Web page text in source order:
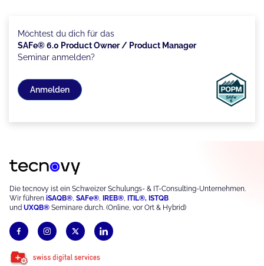
Möchtest du dich für das
SAFe® 6.0 Product Owner / Product Manager
Seminar anmelden?
Anmelden
Die tecnovy ist ein Schweizer Schulungs- & IT-Consulting-Unternehmen.
Wir führen iSAQB®, SAFe®, IREB®, ITIL®, ISTQB
und UXQB® Seminare durch. (Online, vor Ort & Hybrid)